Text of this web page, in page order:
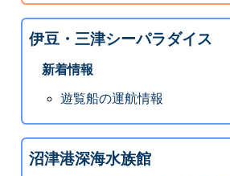
伊豆・三津シーパラダイス
新着情報
遊覧船の運航情報
沼津港深海水族館